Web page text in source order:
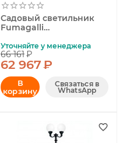
Садовый светильник
Fumagalli
Уточняйте у менеджера
66 161₽
62 967₽
В
корзину
Связаться в
WhatsApp